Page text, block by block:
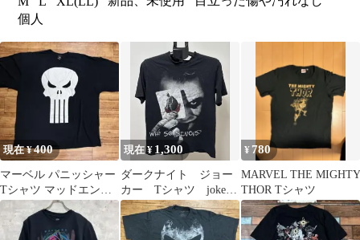
個人
現在 ¥400
マーベル パニッシャー
Tシャツ マッドエンジ
ン 2011年 公式 US古着
黒
現在 ¥ 1,300
ダークナイト ジョー
カー Tシャツ joker
バットマン y2k
¥ 780
MARVEL THE MIGHTY
THOR Tシャツ